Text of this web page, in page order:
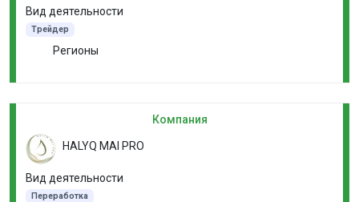
Вид деятельности
Трейдер
Регионы
Компания
HALYQ MAI PRO
Вид деятельности
Переработка